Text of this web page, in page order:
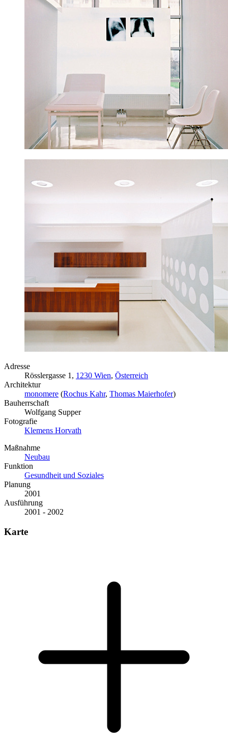
Adresse
Rösslergasse 1, 1230 Wien, Österreich
Architektur
monomere (Rochus Kahr, Thomas Maierhofer)
Bauherrschaft
Wolfgang Supper
Fotografie
Klemens Horvath
Maßnahme
Neubau
Funktion
Gesundheit und Soziales
Planung
2001
Ausführung
2001 - 2002
Karte